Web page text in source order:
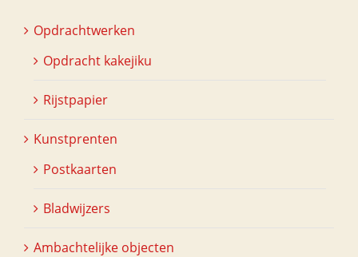
Opdrachtwerken
Opdracht kakejiku
Rijstpapier
Kunstprenten
Postkaarten
Bladwijzers
Ambachtelijke objecten